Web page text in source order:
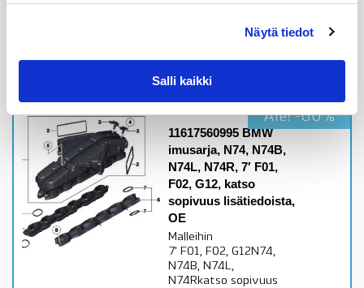
Näytä tiedot
Salli kaikki
Ale! -60%
11617560995 BMW
imusarja, N74, N74B,
N74L, N74R, 7′ F01,
F02, G12, katso
sopivuus lisätiedoista,
OE
Malleihin
7' F01, F02, G12N74,
N74B, N74L,
N74Rkatso sopivuus